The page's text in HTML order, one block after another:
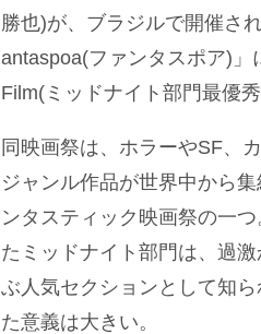
勝也)が、ブラジルで開催さ
antaspoa(ファンタスポア)
Film(ミッドナイト部門最優
同映画祭は、ホラーやSF、
ジャンル作品が世界中から
ンタスティック映画祭の一
たミッドナイト部門は、過
ぶ人気セクションとして知
た意義は大きい。